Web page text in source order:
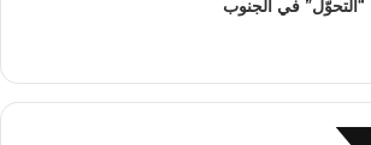
“التحوّل” في الجنوب